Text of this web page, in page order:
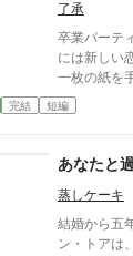
んだから、
には招待状
くつかのコ
ります。
用していま
了承
卒業パーテ
には新しい恋人を抱
一枚の紙を
——。 「この瞬間だと思った。」 すべてを愛で終わ
らせた、沈黙の恋の
完結 短編
あなたと
蒸しケーキ
結婚から五
ン・トアは